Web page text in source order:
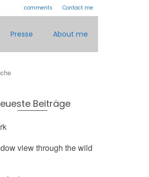
comments Contact me
Presse About me
Beiträge
view through the wild